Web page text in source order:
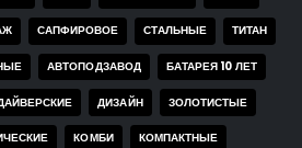
САПФИРОВОЕ СТАЛЬНЫЕ ТИТАН
АВТОПОДЗАВОД БАТАРЕЯ 10 ЛЕТ
ДИЗАЙН ЗОЛОТИСТЫЕ
КОМБИ КОМПАКТНЫЕ